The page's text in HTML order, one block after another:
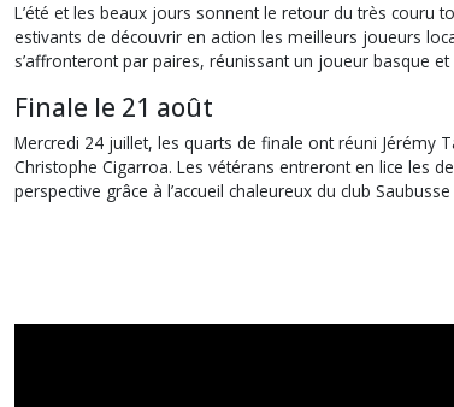
L’été et les beaux jours sonnent le retour du très couru
estivants de découvrir en action les meilleurs joueurs
s’affronteront par paires, réunissant un joueur basque et
Finale le 21 août
Mercredi 24 juillet, les quarts de finale ont réuni Jérémy
Christophe Cigarroa. Les vétérans entreront en lice les
perspective grâce à l’accueil chaleureux du club